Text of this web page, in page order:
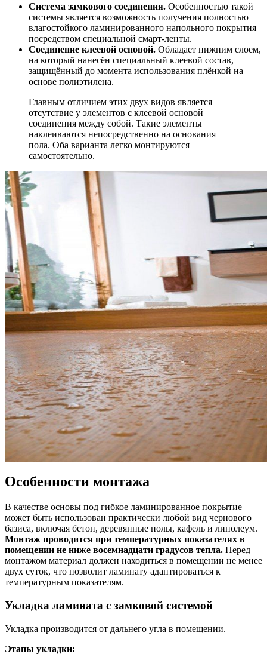
Система замкового соединения. Особенностью такой
системы является возможность получения полностью
влагостойкого ламинированного напольного покрытия
посредством специальной смарт-ленты.
Соединение клеевой основой. Обладает нижним слоем,
на который нанесён специальный клеевой состав,
защищённый до момента использования плёнкой на
основе полиэтилена.
Главным отличием этих двух видов является
отсутствие у элементов с клеевой основой
соединения между собой. Такие элементы
наклеиваются непосредственно на основания
пола. Оба варианта легко монтируются
самостоятельно.
Особенности монтажа
В качестве основы под гибкое ламинированное покрытие
может быть использован практически любой вид чернового
базиса, включая бетон, деревянные полы, кафель и линолеум.
Монтаж проводится при температурных показателях в
помещении не ниже восемнадцати градусов тепла. Перед
монтажом материал должен находиться в помещении не менее
двух суток, что позволит ламинату адаптироваться к
температурным показателям.
Укладка ламината с замковой системой
Укладка производится от дальнего угла в помещении.
Этапы укладки: